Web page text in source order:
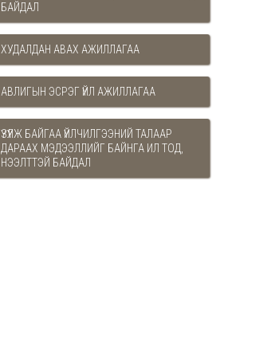
БАЙДАЛ
ХУДАЛДАН АВАХ АЖИЛЛАГАА
АВЛИГЫН ЭСРЭГ ҮЙЛ АЖИЛЛАГАА
ҮЗҮҮЛЖ БАЙГАА ҮЙЛЧИЛГЭЭНИЙ ТАЛААР
ДАРААХ МЭДЭЭЛЛИЙГ БАЙНГА ИЛ ТОД,
НЭЭЛТТЭЙ БАЙДАЛ